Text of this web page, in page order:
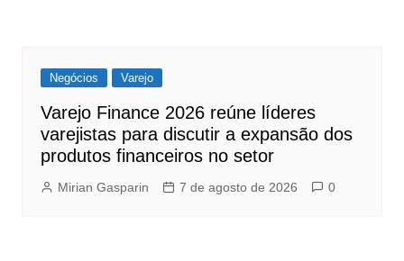
Negócios Varejo
Varejo Finance 2026 reúne líderes
varejistas para discutir a expansão dos
produtos financeiros no setor
Mirian Gasparin 7 de agosto de 2026 0